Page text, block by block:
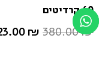
60 קרדיטים
380.00₪
₪